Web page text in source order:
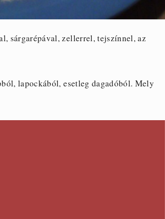
sárgarépával, zellerrel, tejszínnel, az
lapockából, esetleg dagadóból. Mely